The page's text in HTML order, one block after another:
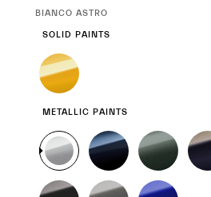
CURRENT
BIANCO ASTRO
SOLID PAINTS
METALLIC PAINTS